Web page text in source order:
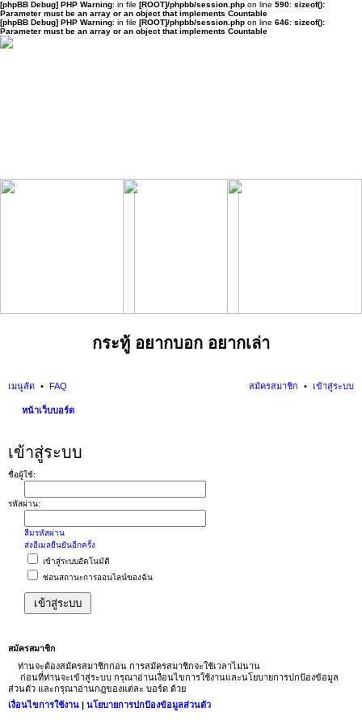
[phpBB Debug] PHP Warning: in file [ROOT]/phpbb/session.php on line 590: sizeof():
Parameter must be an array or an object that implements Countable
[phpBB Debug] PHP Warning: in file [ROOT]/phpbb/session.php on line 646: sizeof():
Parameter must be an array or an object that implements Countable
กระทู้ อยากบอก อยากเล่า
เมนูลัด FAQ เข้าสู่ระบบ
สมัครสมาชิก
หน้าเว็บบอร์ด
เข้าสู่ระบบ
ชื่อผู้ใช้:
รหัสผ่าน:
ลืมรหัสผ่าน
ส่งอีเมลยืนยันอีกครั้ง
เข้าสู่ระบบอัตโนมัติ
ซ่อนสถานะการออนไลน์ของฉัน
สมัครสมาชิก
ท่านจะต้องสมัครสมาชิกก่อน การสมัครสมาชิกจะใช้เวลาไม่นาน
ก่อนที่ท่านจะเข้าสู่ระบบ กรุณาอ่านเงื่อนไขการใช้งานและนโยบายการปกป้องข้อมูล
ส่วนตัว และกรุณาอ่านกฎของแต่ละ บอร์ด ด้วย
เงื่อนไขการใช้งาน | นโยบายการปกป้องข้อมูลส่วนตัว